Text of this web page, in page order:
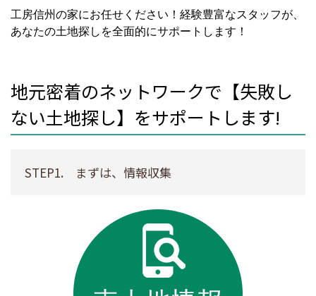
工房信州の家にお任せください！経験豊富なスタッフが、
あなたの土地探しを全面的にサポートします！
地元密着のネットワークで【失敗し
ない土地探し】をサポートします!
STEP1. まずは、情報収集